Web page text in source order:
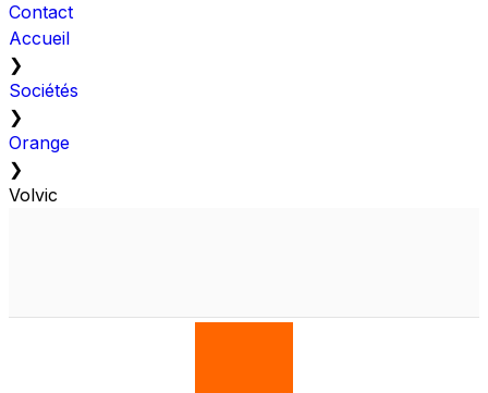
Contact
Accueil
❯
Sociétés
❯
Orange
❯
Volvic